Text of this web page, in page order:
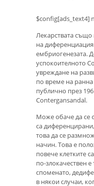
$config[ads_text4]
Лекарствата
на
ембриогенезата.
успокоителното
увреждане на
по време на
публично през
Contergansandal.
Може обаче да се
са
това да се
начин. Това е
повече клетките
по-злокачествен
споменато,
в някои случаи,